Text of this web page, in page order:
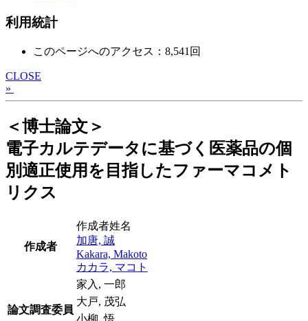
利用統計
このページへのアクセス：8,541回
CLOSE
»
＜博士論文＞
電子カルテデータに基づく医薬品の個
別適正使用を目指したファーマコメト
リクス
作成者
作成者姓名
加唐, 誠
Kakara, Makoto
カカラ, マコト
論文調査委員
家入, 一郎
大戸, 茂弘
小柳, 悟